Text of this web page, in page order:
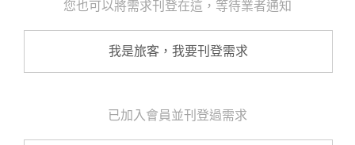
您也可以將需求刊登在這，等待業者通知
我是旅客，我要刊登需求
已加入會員並刊登過需求